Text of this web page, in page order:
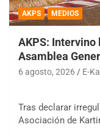
AKPS MEDIOS
AKPS: Intervino
Asamblea
6 agosto, 2026 E-
Tras declarar
Asociación de